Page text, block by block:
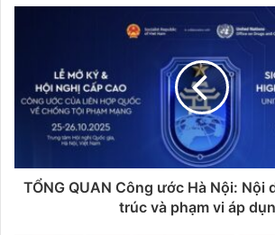
TỔNG QUAN Công ước Hà Nội: Nội
trúc và phạm vi áp